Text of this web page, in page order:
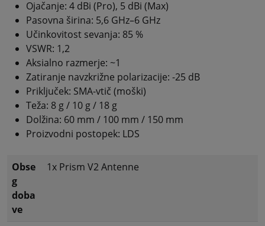
Ojačanje: 4 dBi (Pro), 5 dBi (Max)
Pasovna širina: 5,6 GHz–6 GHz
Učinkovitost sevanja: 85 %
VSWR: 1,2
Aksialno razmerje: ~1
Zatiranje navzkrižne polarizacije: -25 dB
Priključek: SMA-vtič (moški)
Teža: 8 g / 10 g / 18 g
Dolžina: 60 mm / 100 mm / 150 mm
Proizvodni postopek: LDS
Obse
g
doba
ve
1x Prism V2 Antenne